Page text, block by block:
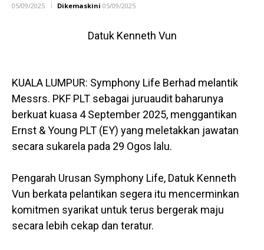
05/09/2025 Dikemaskini 05/09/2025
Datuk Kenneth Vun
KUALA LUMPUR: Symphony Life Berhad melantik
Messrs. PKF PLT sebagai juruaudit baharunya
berkuat kuasa 4 September 2025, menggantikan
Ernst & Young PLT (EY) yang meletakkan jawatan
secara sukarela pada 29 Ogos lalu.
Pengarah Urusan Symphony Life, Datuk Kenneth
Vun berkata pelantikan segera itu mencerminkan
komitmen syarikat untuk terus bergerak maju
secara lebih cekap dan teratur.